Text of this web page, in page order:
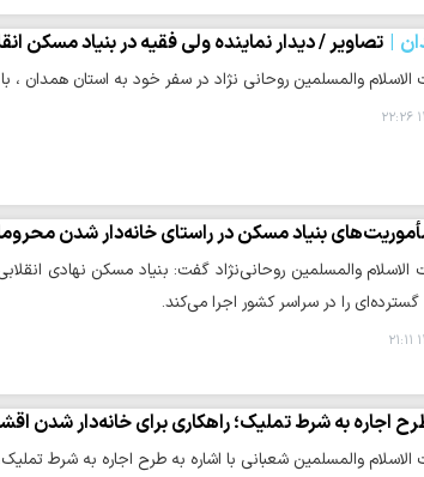
تصاویر / دیدار نماینده ولی فقیه در بنیاد مسکن
والمسلمین روحانی نژاد در سفر خود به استان همدان ،
بنیاد مسکن در راستای خانه‌دار شدن
والمسلمین روحانی‌نژاد گفت: بنیاد مسکن نهادی
را در سراسر کشور اجرا می‌کند.
اجاره به شرط تملیک؛ راهکاری برای خانه‌دار شدن
والمسلمین شعبانی با اشاره به طرح اجاره به شرط